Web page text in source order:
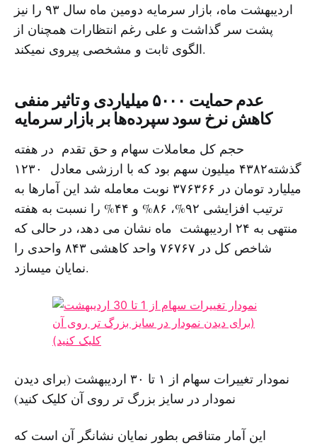
اردیبهشت ماە، بازار سرمایە دومین ماە سال ٩٣ را نیز
پشت سر گذاشت و علی رغم انتظارات همچنان از
الگوی ثابت و مشخصی پیروی نمیکند.
عدم حمایت ۵٠٠٠ میلیاردی و تاثیر منفی
کاهش نرخ سود سپردەها بر بازار سرمایە
حجم کل معاملات سهام و حق تقدم در هفتە
گذشتە۴٣٨٢ میلیون سهم بود کە با ارزشی معادل ١٢٣٠
میلیارد تومان در ٣٧۶٣۶۶ نوبت معاملە شد این آمارها بە
ترتیب افزایشی ٩٢%، ٨۶% و ۴۴% را نسبت بە هفتە
منتهی بە ٢۴ اردیبهشت ماه نشان می دهد، در حالی کە
شاخص کل در ٧۶٧۶٧ واحد کاهشی ٨۴٣ واحدی را
نمایان میسازد.
نمودار تغییرات سهام از ۱ تا ۳۰ اردیبهشت (برای دیدن
نمودار در سایز بزرگ تر روی آن کلیک کنید)
این آمار متناقص بطور نمایان نشانگر آن است کە